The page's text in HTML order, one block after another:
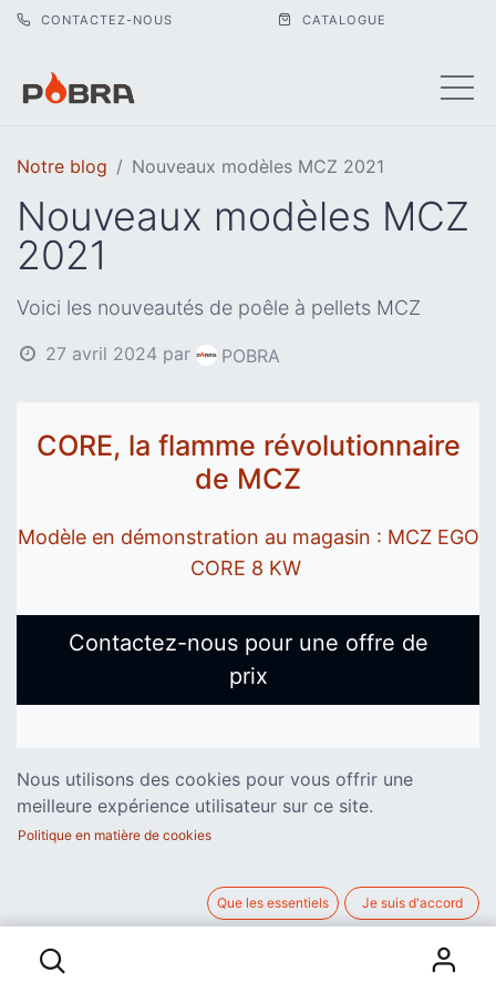
CONTACTEZ-NOUS CATALOGUE
Notre blog Nouveaux modèles MCZ 2021
Nouveaux modèles MCZ
2021
Voici les nouveautés de poêle à pellets MCZ
27 avril 2024 par POBRA
CORE, la flamme révolutionnaire
de MCZ
Modèle en démonstration au magasin : MCZ EGO
CORE 8 KW
Contactez-nous pour une offre de
prix
Nous utilisons des cookies pour vous offrir une
meilleure expérience utilisateur sur ce site.
Politique en matière de cookies
Que les essentiels Je suis d'accord